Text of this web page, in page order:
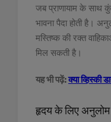
जब प्राणायाम के साथ
भावना पैदा होती है।
मस्तिष्क की रक्त
मिल सकती है।
यह भी पढ़ें:क्या व्हिस्की
हृदय के लिए अनुलोम